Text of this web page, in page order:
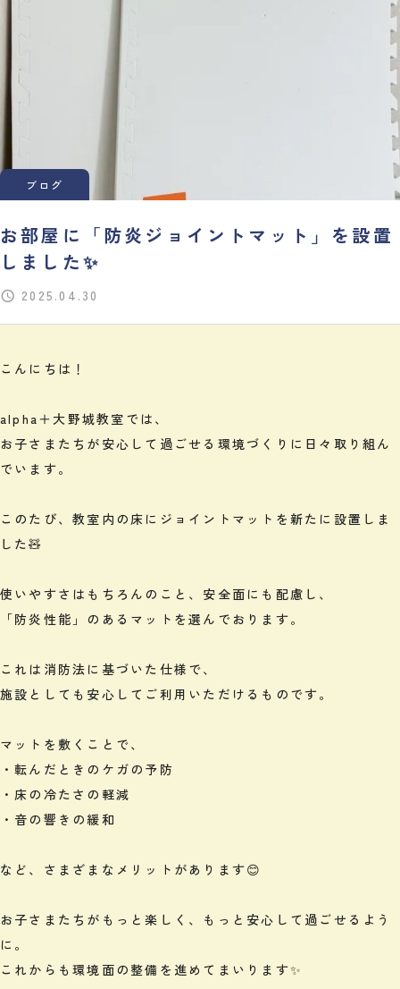
ブログ
お部屋に「防炎ジョイントマット」を設置
しました✨
2025.04.30
こんにちは！
alpha＋大野城教室では、
お子さまたちが安心して過ごせる環境づくりに日々取り組ん
でいます。
このたび、教室内の床にジョイントマットを新たに設置しま
した🧸
使いやすさはもちろんのこと、安全面にも配慮し、
「防炎性能」のあるマットを選んでおります。
これは消防法に基づいた仕様で、
施設としても安心してご利用いただけるものです。
マットを敷くことで、
・転んだときのケガの予防
・床の冷たさの軽減
・音の響きの緩和
など、さまざまなメリットがあります😊
お子さまたちがもっと楽しく、もっと安心して過ごせるよう
に。
これからも環境面の整備を進めてまいります✨